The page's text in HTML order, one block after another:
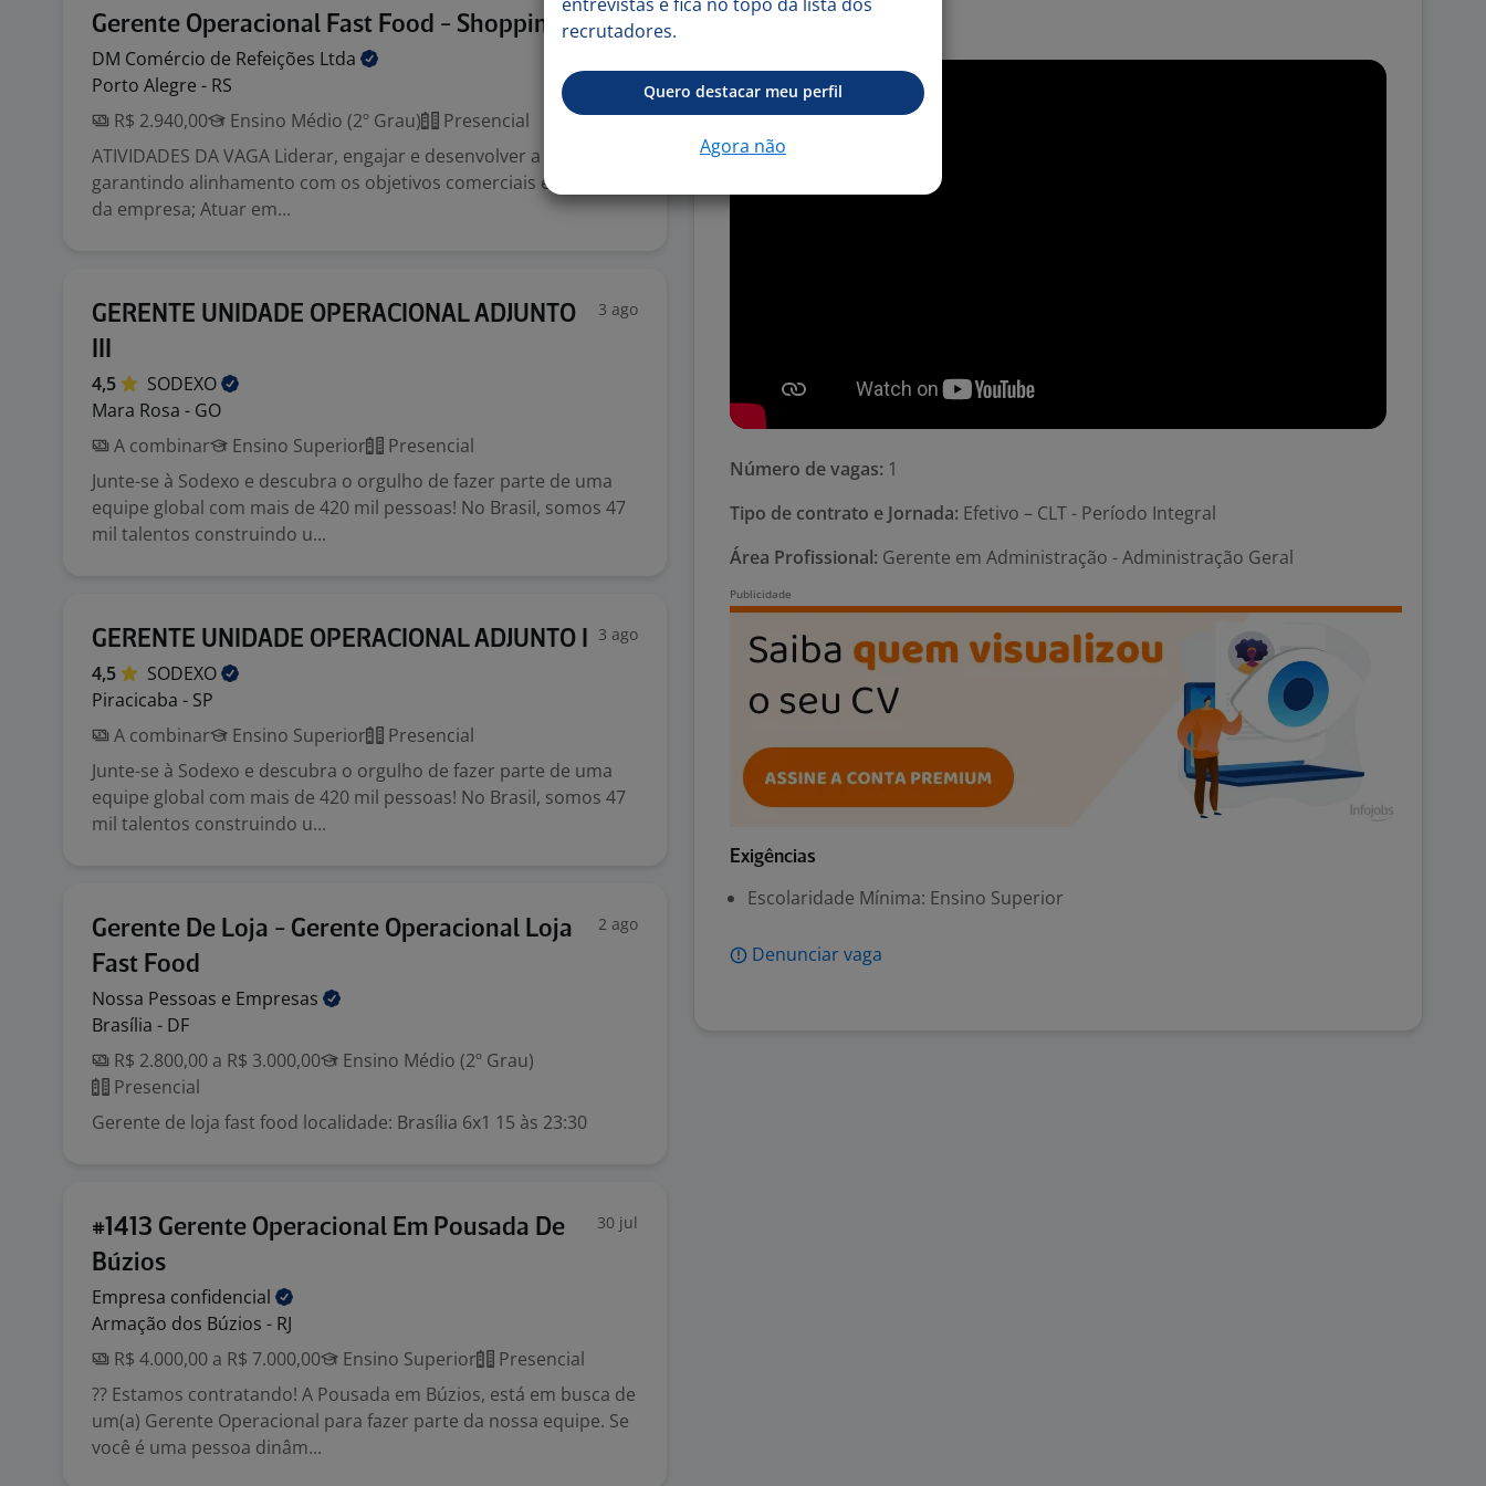
Gerente Operacional Fast Food - Shopping 3 ago
DM Comércio de Refeições Ltda
Porto Alegre - RS
R$ 2.940,00
Ensino Médio (2º Grau)
Presencial
ATIVIDADES DA VAGA Liderar, engajar e desenvolver a equipe,
garantindo alinhamento com os objetivos comerciais e diretrizes
da empresa; Atuar em...
GERENTE UNIDADE OPERACIONAL ADJUNTO
3 ago
4,5
SODEXO
Mara Rosa - GO
A combinar
Ensino Superior
Presencial
Junte-se à Sodexo e descubra o orgulho de fazer parte de uma
equipe global com mais de 420 mil pessoas! No Brasil, somos 47
mil talentos construindo u...
GERENTE UNIDADE OPERACIONAL ADJUNTO I 3 ago
4,5
SODEXO
Piracicaba - SP
A combinar
Ensino Superior
Presencial
Junte-se à Sodexo e descubra o orgulho de fazer parte de uma
equipe global com mais de 420 mil pessoas! No Brasil, somos 47
mil talentos construindo u...
Gerente De Loja - Gerente Operacional Loja
Fast Food
2 ago
Nossa Pessoas e Empresas
Brasília - DF
R$ 2.800,00 a R$ 3.000,00
Ensino Médio (2º Grau)
Presencial
Gerente de loja fast food localidade: Brasília 6x1 15 às 23:30
#1413 Gerente Operacional Em Pousada De
Búzios
30 jul
Empresa confidencial
Armação dos Búzios - RJ
R$ 4.000,00 a R$ 7.000,00
Ensino Superior
Presencial
?? Estamos contratando! A Pousada em Búzios, está em busca de
um(a) Gerente Operacional para fazer parte da nossa equipe. Se
você é uma pessoa dinâm...
Número de vagas: 1
Tipo de contrato e Jornada: Efetivo – CLT - Período Integral
Área Profissional: Gerente em Administração - Administração Geral
Exigências
Escolaridade Mínima: Ensino Superior
Denunciar vaga
recrutadores.
Quero destacar meu perfil
Agora não